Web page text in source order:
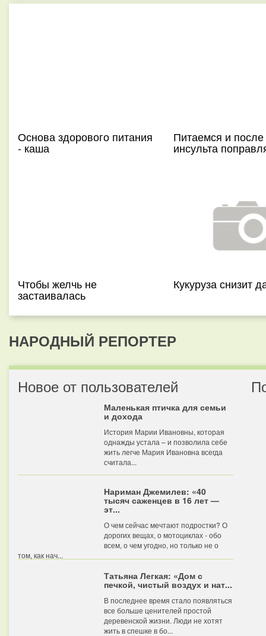
Основа здорового питания
- каша
Питаемся и после
инсульта
Чтобы желчь не
застаивалась
Кукуруза снизит
НАРОДНЫЙ РЕПОРТЕР
Новое от пользователей
Маленькая птичка для семьи
и дохода
История Марии Ивановны, которая
однажды устала – и позволила себе
жить легче Мария Ивановна всегда
считала...
Нариман Джемилев: «40
тысяч саженцев в 16 лет —
эт...
О чем сейчас мечтают подростки? О
дорогих вещах, о мотоциклах - обо
всем, о чем угодно, но только не о
том, как нач...
Татьяна Легкая: «Дом с
печкой, чистый воздух и нат...
В последнее время стало появляться
все больше ценителей простой
деревенской жизни. Люди не хотят
жить в спешке в бо...